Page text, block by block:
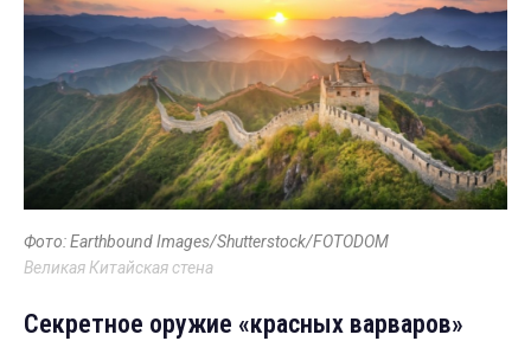
Фото: Earthbound Images/Shutterstock/FOTODOM
Великая Китайская стена
Секретное оружие «красных варваров»